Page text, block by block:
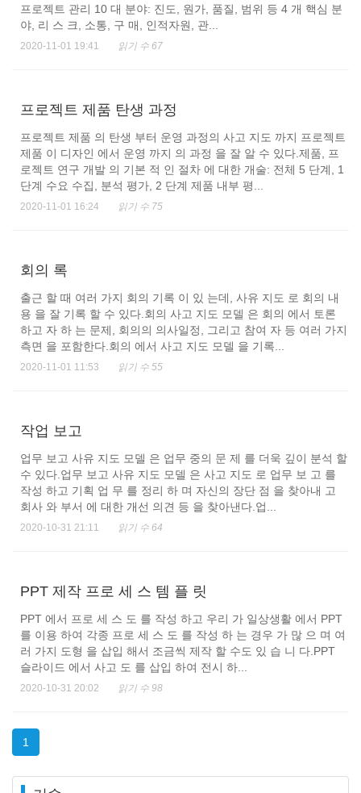
프로젝트 관리 10 대 분야: 진도, 원가, 품질, 범위 등 4 개 핵심 분
야, 리 스 크, 소통, 구 매, 인적자원, 관...
2020-11-01 19:41 읽기 수 67
프로젝트 제품 탄생 과정
프로젝트 제품 의 탄생 부터 운영 과정의 사고 지도 까지 프로젝트
제품 이 디자인 에서 운영 까지 의 과정 을 잘 알 수 있다.제품, 프
로젝트 연구 개발 의 기본 적 인 절차 에 대한 개술: 전체 5 단계, 1
단계 수요 수집, 분석 평가, 2 단계 제품 내부 평...
2020-11-01 16:24 읽기 수 75
회의 록
출근 할 때 여러 가지 회의 기록 이 있 는데, 사유 지도 로 회의 내
용 을 잘 기록 할 수 있다.회의 사고 지도 모델 은 회의 에서 토론
하고 자 하 는 문제, 회의의 의사일정, 그리고 참여 자 등 여러 가지
측면 을 포함한다.회의 에서 사고 지도 모델 을 기록...
2020-11-01 11:53 읽기 수 55
작업 보고
업무 보고 사유 지도 모델 은 업무 중의 문 제 를 더욱 깊이 분석 할
수 있다.업무 보고 사유 지도 모델 은 사고 지도 로 업무 보 고 를
작성 하고 기획 업 무 를 정리 하 며 자신의 장단 점 을 찾아내 고
회사 와 부서 에 대한 개선 의견 등 을 찾아낸다.업...
2020-10-31 21:11 읽기 수 64
PPT 제작 프로 세 스 템 플 릿
PPT 에서 프로 세 스 도 를 작성 하고 우리 가 일상생활 에서 PPT
를 이용 하여 각종 프로 세 스 도 를 작성 하 는 경우 가 많 으 며 여
러 가지 도형 을 삽입 해서 조금씩 제작 할 수도 있 습 니 다.PPT
슬라이드 에서 사고 도 를 삽입 하여 전시 하...
2020-10-31 20:02 읽기 수 98
1